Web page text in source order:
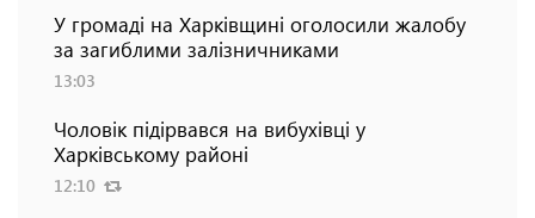
У громаді на Харківщині оголосили жалобу
за загиблими залізничниками
13:03
Чоловік підірвався на вибухівці у
Харківському районі
12:10